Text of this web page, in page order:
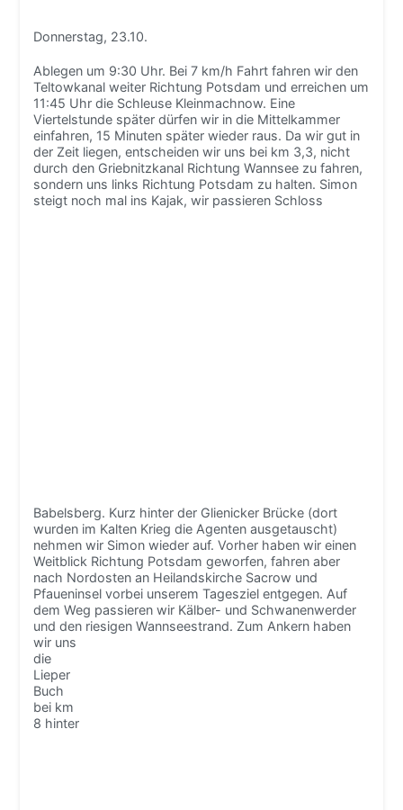
Donnerstag, 23.10.
Ablegen um 9:30 Uhr. Bei 7 km/h Fahrt fahren wir den
Teltowkanal weiter Richtung Potsdam und erreichen um
11:45 Uhr die Schleuse Kleinmachnow. Eine
Viertelstunde später dürfen wir in die Mittelkammer
einfahren, 15 Minuten später wieder raus. Da wir gut in
der Zeit liegen, entscheiden wir uns bei km 3,3, nicht
durch den Griebnitzkanal Richtung Wannsee zu fahren,
sondern uns links Richtung Potsdam zu halten. Simon
steigt noch mal ins Kajak, wir passieren Schloss
Babelsberg. Kurz hinter der Glienicker Brücke (dort
wurden im Kalten Krieg die Agenten ausgetauscht)
nehmen wir Simon wieder auf. Vorher haben wir einen
Weitblick Richtung Potsdam geworfen, fahren aber
nach Nordosten an Heilandskirche Sacrow und
Pfaueninsel vorbei unserem Tagesziel entgegen. Auf
dem Weg passieren wir Kälber- und Schwanenwerder
und den riesigen Wannseestrand. Zum Ankern haben
wir uns
die
Lieper
Buch
bei km
8 hinter